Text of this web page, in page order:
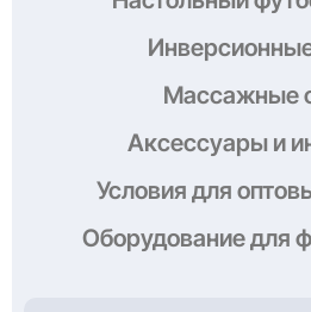
Массажные
Аксессуары и
Условия для
Оборудованиедля